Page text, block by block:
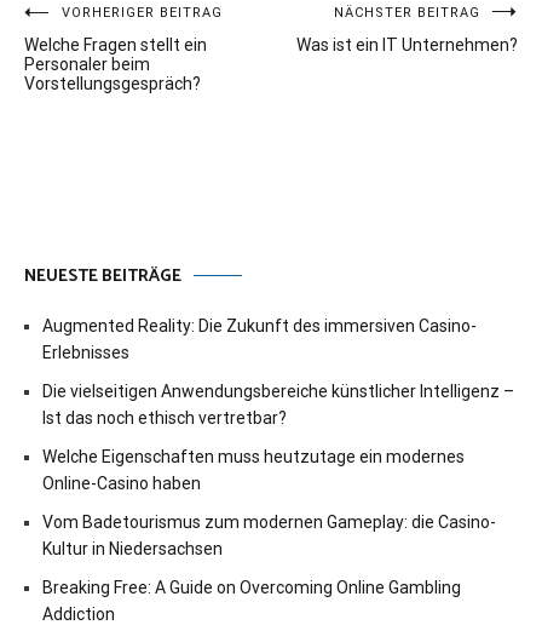
Beitragsnavigation
VORHERIGER BEITRAG
Welche Fragen stellt ein
Personaler beim
Vorstellungsgespräch?
NÄCHSTER BEITRAG
Was ist ein IT Unternehmen?
NEUESTE BEITRÄGE
Augmented Reality: Die Zukunft des immersiven Casino-
Erlebnisses
Die vielseitigen Anwendungsbereiche künstlicher Intelligenz –
Ist das noch ethisch vertretbar?
Welche Eigenschaften muss heutzutage ein modernes
Online-Casino haben
Vom Badetourismus zum modernen Gameplay: die Casino-
Kultur in Niedersachsen
Breaking Free: A Guide on Overcoming Online Gambling
Addiction